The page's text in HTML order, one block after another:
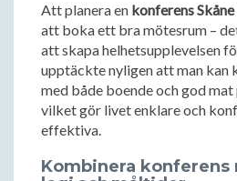
Att planera en konferens Skåne
att boka ett bra mötesrum –
att skapa helhetsupplevelsen
upptäckte nyligen att man kan
med både boende och god mat
vilket gör livet enklare och
effektiva.
Kombinera konferens